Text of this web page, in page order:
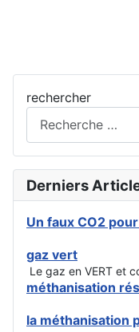
rechercher
Derniers
Un faux CO2
gaz vert
Le gaz en VERT et
méthanisation
la méthanisation